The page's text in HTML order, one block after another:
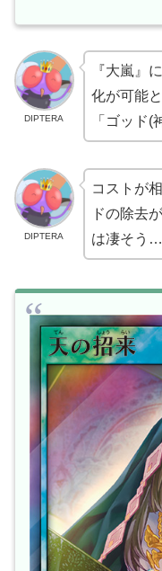
DIPTERA
『大嵐』
化が可能
「ゴッド(
DIPTERA
コストが
ドの除去
は凄そう